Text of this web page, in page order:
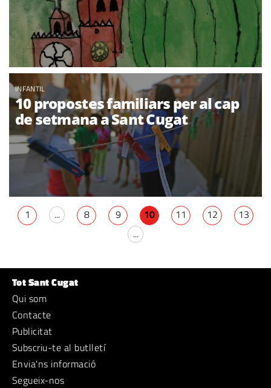
INFANTIL
10 propostes familiars per al cap
de setmana a Sant Cugat
1 ... 8 9 10 11 12
13
...
Tot Sant Cugat
Qui som
Contacte
Publicitat
Subscriu-te al butlletí
Envia'ns informació
Segueix-nos